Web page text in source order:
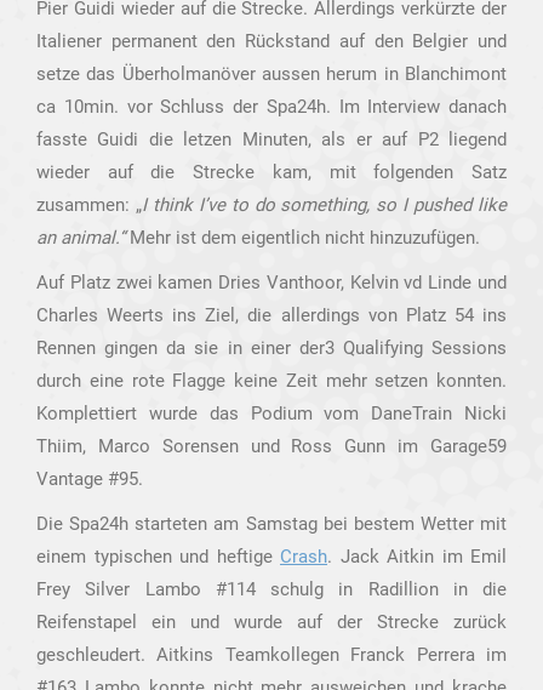
Pier Guidi wieder auf die Strecke. Allerdings verkürzte der
Italiener permanent den Rückstand auf den Belgier und
setze das Überholmanöver aussen herum in Blanchimont
ca 10min. vor Schluss der Spa24h. Im Interview danach
fasste Guidi die letzen Minuten, als er auf P2 liegend
wieder auf die Strecke kam, mit folgenden Satz
zusammen: „I think I’ve to do something, so I pushed like
an animal.“Mehr ist dem eigentlich nicht hinzuzufügen.
Auf Platz zwei kamen Dries Vanthoor, Kelvin vd Linde und
Charles Weerts ins Ziel, die allerdings von Platz 54 ins
Rennen gingen da sie in einer der3 Qualifying Sessions
durch eine rote Flagge keine Zeit mehr setzen konnten.
Komplettiert wurde das Podium vom DaneTrain Nicki
Thiim, Marco Sorensen und Ross Gunn im Garage59
Vantage #95.
Die Spa24h starteten am Samstag bei bestem Wetter mit
einem typischen und heftige Crash. Jack Aitkin im Emil
Frey Silver Lambo #114 schulg in Radillion in die
Reifenstapel ein und wurde auf der Strecke zurück
geschleudert. Aitkins Teamkollegen Franck Perrera im